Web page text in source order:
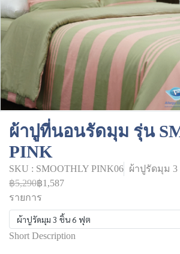
ผ้าปูที่นอนรัดมุม รุ่น
PINK
SKU : SMOOTHLY PINK06 ผ้าปูรัดมุม
฿5,290฿1,587
รายการ
ผ้าปูรัดมุม 3 ชิ้น 6 ฟุต
Short Description